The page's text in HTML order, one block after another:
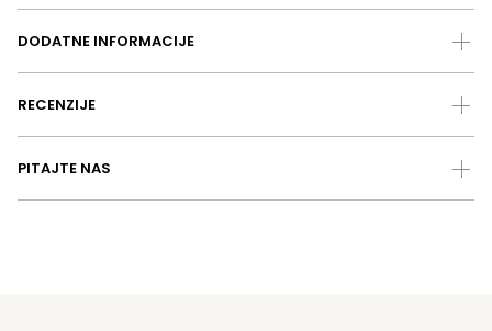
DODATNE INFORMACIJE
RECENZIJE
PITAJTE NAS